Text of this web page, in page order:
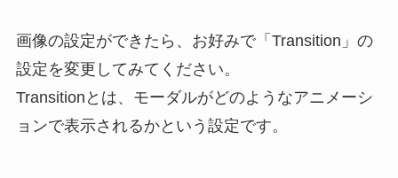
画像の設定ができたら、お好みで「Transition」の
設定を変更してみてください。
Transitionとは、モーダルがどのようなアニメーシ
ョンで表示されるかという設定です。